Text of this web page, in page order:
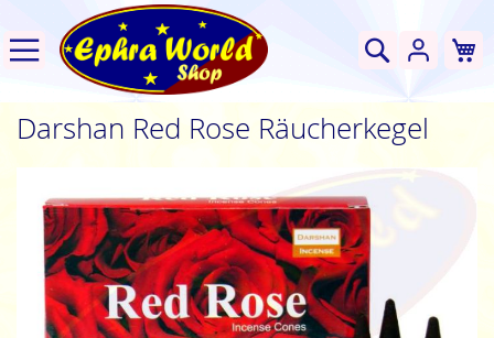
Suche
Darshan Red Rose Räucherkegel
Ende
Bildgalerie
springen